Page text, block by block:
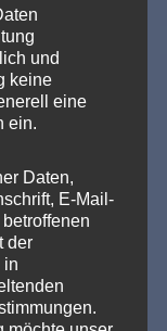
und
keine
eine
ein.
Daten,
E-Mail-
der
in